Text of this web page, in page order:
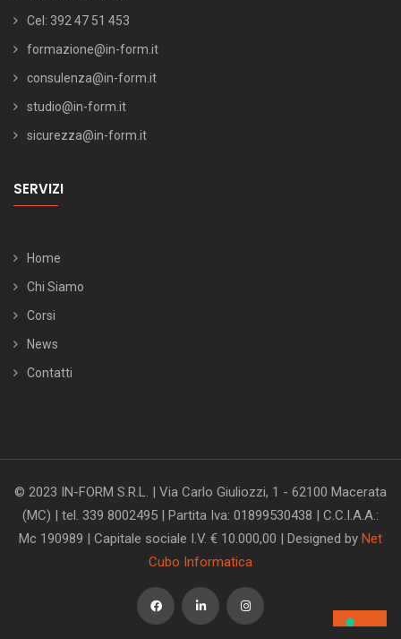
Cel: 392 47 51 453
formazione@in-form.it
consulenza@in-form.it
studio@in-form.it
sicurezza@in-form.it
SERVIZI
Home
Chi Siamo
Corsi
News
Contatti
© 2023 IN-FORM S.R.L. | Via Carlo Giuliozzi, 1 - 62100 Macerata
(MC) | tel. 339 8002495 | Partita Iva: 01899530438 | C.C.I.A.A.:
Mc 190989 | Capitale sociale I.V. € 10.000,00 | Designed by Net
Cubo Informatica